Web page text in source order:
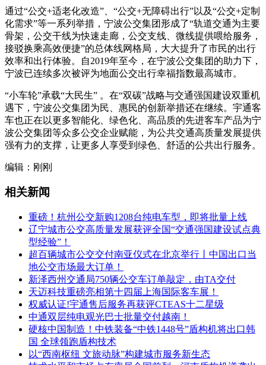
通过“公交+适老化改造”、“公交+无障碍出行”以及“公交+定制
化需求”等一系列举措，宁波公交集团形成了“轨道交通为主要
骨架，公交干线为快速走廊，公交支线、微线提供喂给服务，
接驳换乘高效便捷”的总体线网格局，大大提升了市民的出行
效率和出行体验。自2019年至今，在宁波公交集团的助力下，
宁波已连续多次被评为地面公交出行幸福指数最高城市。
“小车轮”承载“大民生” 。在“双碳”战略与交通强国建设双重机
遇下，宁波公交集团为民、惠民的创新举措还在继续。宇通客
车也正在以更多智能化、绿色化、高品质的先进客车产品为宁
波公交集团等众多公交企业赋能，为公共交通高质量发展提供
强有力的支撑，让更多人享受到绿色、舒适的公共出行服务。
编辑：刚刚
相关新闻
重磅！杭州公交新购1208台纯电车型，即将批量上线
辽宁城市公交高质量发展获评全国“交通强国建设试点典
型经验”！
超百辆城市公交交付南亚仪式在北京举行丨中国出口当
地公交市场最大订单！
新泽西州交通局750辆公交车订单敲定，由TA交付
天迈科技重磅亮相第十四届上海国际客车展！
权威认证!宇通售后服务再获评CTEAS十二星级
中通双层纯电观光巴士批量交付越南！
硬核中国制造！中铁装备“中铁1448号”盾构机将出口韩
国 全球领跑盾构技术
以“西南枢纽 文旅动脉”构建城市服务新生态